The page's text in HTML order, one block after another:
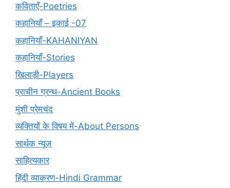
कविताएँ-Poetries
कहानियाँ – इकाई -07
कहानियाँ-KAHANIYAN
कहानियाँ-Stories
खिलाड़ी-Players
प्राचीन ग्रन्थ-Ancient Books
मुंशी प्रेमचंद
व्यक्तियों के विषय में-About Persons
सार्थक न्यूज़
साहित्यकार
हिंदी व्याकरण-Hindi Grammar